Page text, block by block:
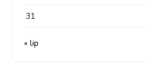
31
« lip